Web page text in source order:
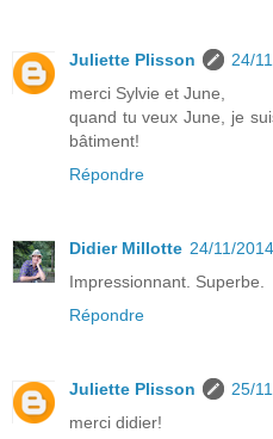
Juliette Plisson
24/
merci Sylvie et June,
quand tu veux June, je
bâtiment!
Répondre
Didier Millotte 24/11/
Impressionnant. Superbe.
Répondre
Juliette Plisson
25/
merci didier!